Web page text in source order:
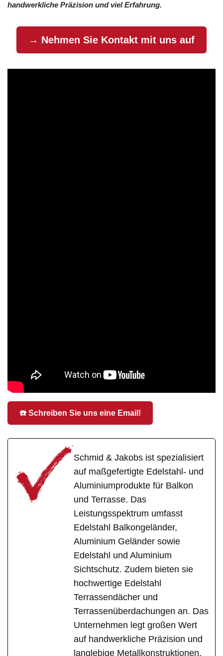
handwerkliche Präzision und viel Erfahrung.
→ Nehmen Sie Kontakt mit uns auf
☎️ Schreiben Sie uns eine Email!
Schmid & Jakobs ist spezialisiert
auf maßgefertigte Edelstahl- und
Aluminiumprodukte für Balkon
und Terrasse. Das
Leistungsspektrum umfasst
Edelstahl Balkongeländer,
Aluminium Geländer sowie
Edelstahl und Aluminium
Sichtschutz. Zudem bieten sie
hochwertige Edelstahl
Terrassendächer und
Terrassenüberdachungen an. Das
Unternehmen legt großen Wert
auf handwerkliche Präzision und
langlebige Metallkonstruktionen,